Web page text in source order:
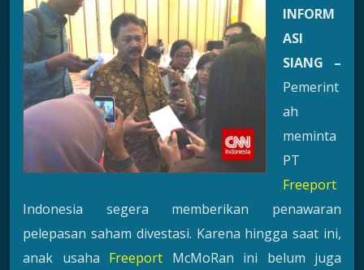
INFORM
ASI
SIANG –
Pemerint
ah
meminta
PT
Freeport
Indonesia segera memberikan penawaran
pelepasan saham divestasi. Karena hingga saat ini,
anak usaha Freeport McMoRan ini belum juga